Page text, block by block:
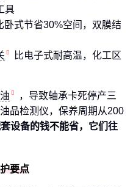
具
卧式节省30%空间，双膜结
比电子式耐高温，化工区
，导致轴承卡死停产三
品检测仪，保养周期从200
设备的钱不能省，它们往
要点